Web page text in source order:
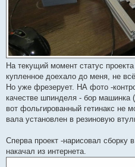
На текущий момент статус
купленное доехало до меня, не
Но уже фрезерует. НА фото -
качестве шпинделя - бор машинка
вот фольгированный гетинакс не
вала установлен в резиновую
Сперва проект -нарисовал сборку
накачал из интернета.